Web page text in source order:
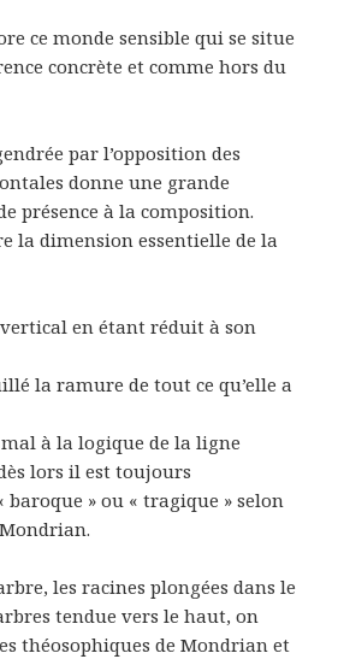
ce monde sensible qui se situe
concrète et comme hors du
par l’opposition des
donne une grande
présence à la composition.
la dimension essentielle de la
en étant réduit à son
la ramure de tout ce qu’elle a
mal à la logique de la ligne
lors il est toujours
» ou « tragique » selon
les racines plongées dans le
tendue vers le haut, on
théosophiques de Mondrian et